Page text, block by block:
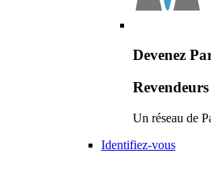
Devenez
Un réseau de
Identifiez-vous